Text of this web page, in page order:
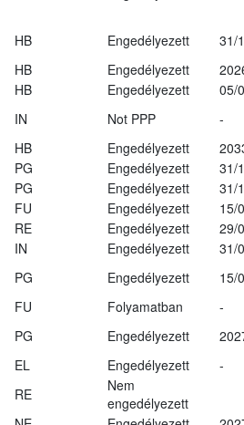
HB Engedélyezett
31/
HB Engedélyezett
HB Engedélyezett
05/
IN Not PPP
-
HB Engedélyezett
PG Engedélyezett
31/
PG Engedélyezett
31/
FU Engedélyezett
15/
RE Engedélyezett
29/
IN Engedélyezett
31/
PG Engedélyezett
15/
FU Folyamatban
-
PG Engedélyezett
EL Engedélyezett
-
RE
Nem
engedélyezett